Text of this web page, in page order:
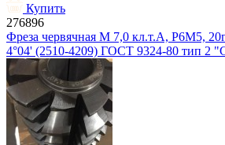
Купить
276896
Фреза червячная М 7,0 кл.т.А, Р6М5,
4°04' (2510-4209) ГОСТ 9324-80 тип 2